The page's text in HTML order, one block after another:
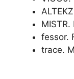
fessor.
trace.